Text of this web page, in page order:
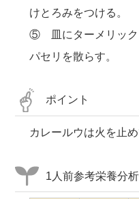
けとろみをつける。
⑤ 皿にターメリック
パセリを散らす。
ポイント
カレールウは火を止
1人前参考栄養分